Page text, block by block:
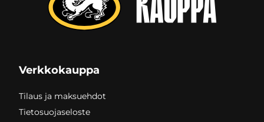
Verkkokauppa
Tilaus ja maksuehdot
Tietosuojaseloste